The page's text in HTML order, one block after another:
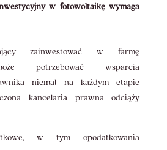
w fotowoltaikę wymaga
zainwestować w farmę
potrzebować wsparcia
niemal na każdym etapie
kancelaria prawna odciąży
w tym opodatkowania